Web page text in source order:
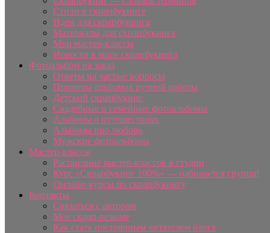
Стили в скрапбукинге
Идеи для скрапбукинга
Материалы для скрапбукинга
Мои мастер-классы
Новости в мире скрапбукинга
Фотоальбом на заказ
Ответы на частые вопросы
Примеры альбомов ручной работы
Детский скрапбукинг
Свадебные и семейные фотоальбомы
Альбомы о путешествиях
Альбомы про любовь
Мужские фотоальбомы
Мастер-классы
Расписание мастер-классов в студии
Курс «Скрапбукинг 100%» — набирается группа!
Онлайн-курсы по скрапбукингу
Контакты
Связаться с автором
Мое скрап-резюме
Как стать постоянным читателем блога